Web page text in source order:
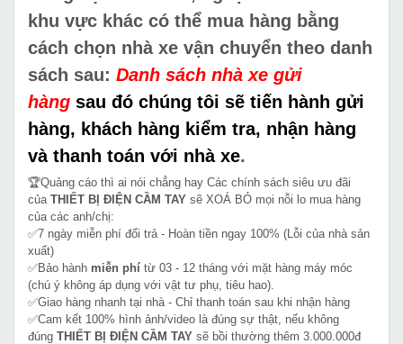
khu vực khác có thể mua hàng bằng
cách chọn nhà xe vận chuyển theo danh
sách sau: Danh sách nhà xe gửi
hàng sau đó chúng tôi sẽ tiến hành gửi
hàng, khách hàng kiểm tra, nhận hàng
và thanh toán với nhà xe.
🏆Quảng cáo thì ai nói chẳng hay Các chính sách siêu ưu đãi
của THIẾT BỊ ĐIỆN CẦM TAY sẽ XOÁ BỎ mọi nỗi lo mua hàng
của các anh/chị:
✅7 ngày miễn phí đổi trả - Hoàn tiền ngay 100% (Lỗi của nhà sản
xuất)
✅Bảo hành miễn phí từ 03 - 12 tháng với mặt hàng máy móc
(chú ý không áp dụng với vật tư phụ, tiêu hao).
✅Giao hàng nhanh tại nhà - Chỉ thanh toán sau khi nhận hàng
✅Cam kết 100% hình ảnh/video là đúng sự thật, nếu không
đúng THIẾT BỊ ĐIỆN CẦM TAY sẽ bồi thường thêm 3.000.000đ